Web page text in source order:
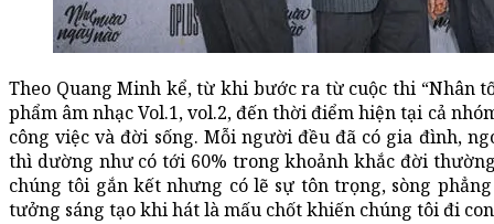
Theo Quang Minh kể, từ khi bước ra từ cuộc thi “Nhân
phẩm âm nhạc Vol.1, vol.2, đến thời điểm hiện tại cả
công việc và đời sống. Mỗi người đều đã có gia đình,
thì dường như có tới 60% trong khoảnh khắc đời
chúng tôi gắn kết nhưng có lẽ sự tôn trọng, sòng
tưởng sáng tạo khi hát là mấu chốt khiến chúng tôi đi